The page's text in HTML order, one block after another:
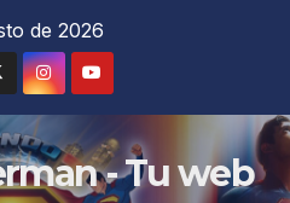
de 2026
- Tu web